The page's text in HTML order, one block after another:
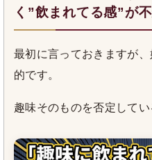
く”飲まれてる感”が
最初に言っておきますが
的です。
趣味そのものを否定してい